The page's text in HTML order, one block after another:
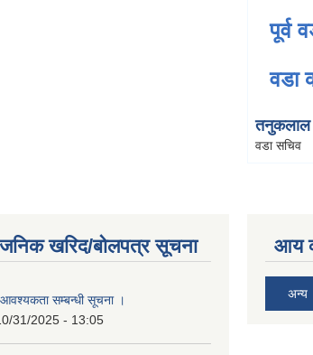
पूर्व
वडा
तनुकलाल
वडा सचिव
खरिद/बोलपत्र सूचना
सम्बन्धी सूचना ।
31/2025 - 13:05
आय
अन्य